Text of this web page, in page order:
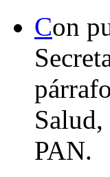
Con
PAN.